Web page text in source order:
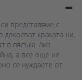
представяме с
краката ни,
в пясъка. Ако
а все още не
се нуждаете от